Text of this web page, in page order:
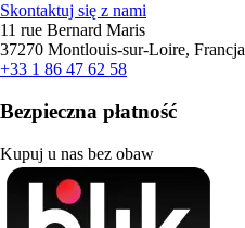
Skontaktuj się z nami
11 rue Bernard Maris
37270 Montlouis-sur-Loire, Francja
+33 1 86 47 62 58
Bezpieczna płatność
Kupuj u nas bez obaw